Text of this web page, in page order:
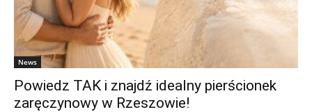
News
Powiedz TAK i znajdź idealny pierścionek
zaręczynowy w Rzeszowie!